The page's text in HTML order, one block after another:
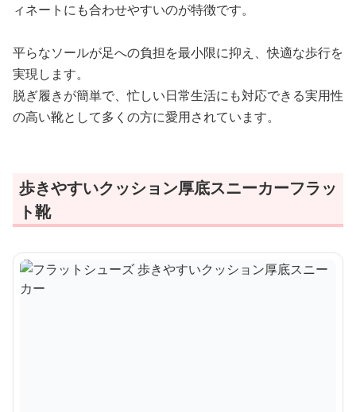
ィネートにも合わせやすいのが特徴です。
平らなソールが足への負担を最小限に抑え、快適な歩行を
実現します。
脱ぎ履きが簡単で、忙しい日常生活にも対応できる実用性
の高い靴として多くの方に愛用されています。
歩きやすいクッション厚底スニーカーフラッ
ト靴